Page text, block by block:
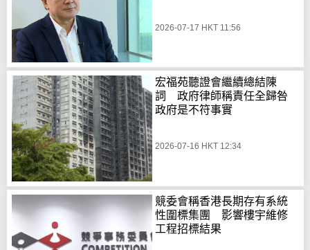
2026-07-17 HKT 11:56
宏福苑聽證會繼續總結陳
詞 政府律師稱責任全歸咎
政府是不符事實
2026-07-16 HKT 12:34
競委會稱香港長期存有系統
性圍標集團 影響樓宇維修
工程招標結果